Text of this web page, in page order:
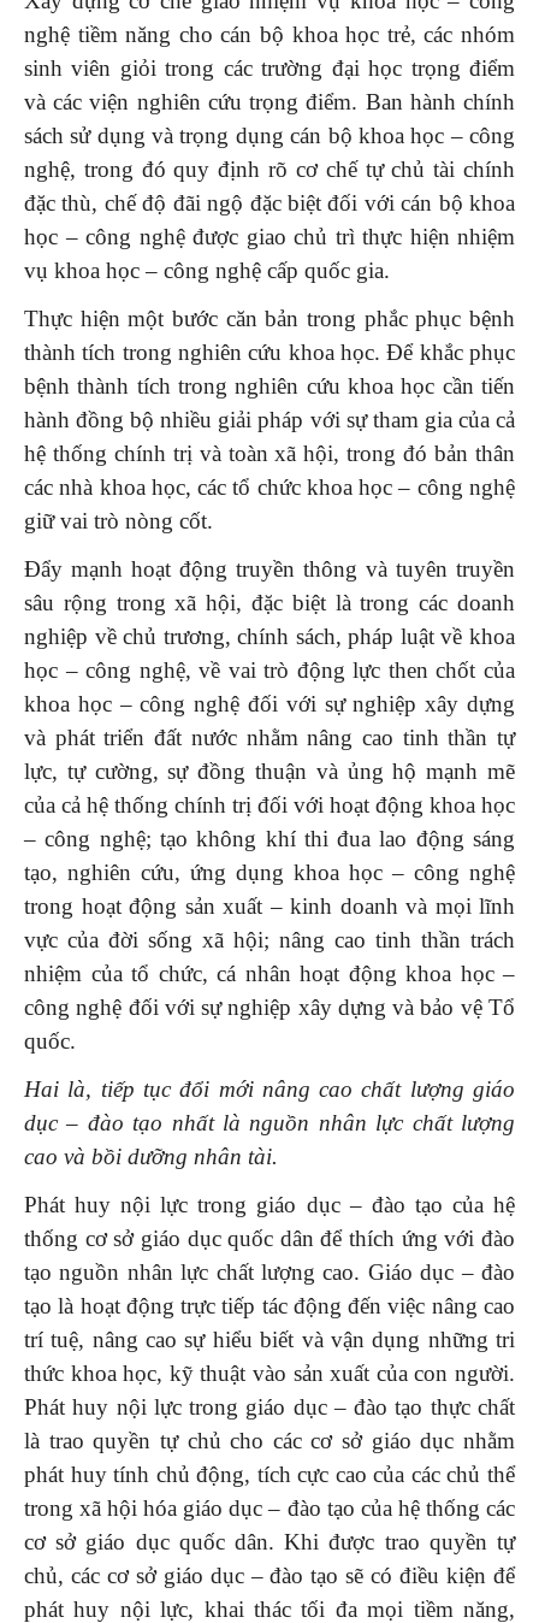
nghệ tiềm năng cho cán bộ khoa học trẻ, các nhóm
sinh viên giỏi trong các trường đại học trọng điểm
và các viện nghiên cứu trọng điểm. Ban hành chính
sách sử dụng và trọng dụng cán bộ khoa học – công
nghệ, trong đó quy định rõ cơ chế tự chủ tài chính
đặc thù, chế độ đãi ngộ đặc biệt đối với cán bộ khoa
học – công nghệ được giao chủ trì thực hiện nhiệm
vụ khoa học – công nghệ cấp quốc gia.
Thực hiện một bước căn bản trong phắc phục bệnh
thành tích trong nghiên cứu khoa học. Để khắc phục
bệnh thành tích trong nghiên cứu khoa học cần tiến
hành đồng bộ nhiều giải pháp với sự tham gia của cả
hệ thống chính trị và toàn xã hội, trong đó bản thân
các nhà khoa học, các tổ chức khoa học – công nghệ
giữ vai trò nòng cốt.
Đẩy mạnh hoạt động truyền thông và tuyên truyền
sâu rộng trong xã hội, đặc biệt là trong các doanh
nghiệp về chủ trương, chính sách, pháp luật về khoa
học – công nghệ, về vai trò động lực then chốt của
khoa học – công nghệ đối với sự nghiệp xây dựng
và phát triển đất nước nhằm nâng cao tinh thần tự
lực, tự cường, sự đồng thuận và ủng hộ mạnh mẽ
của cả hệ thống chính trị đối với hoạt động khoa học
– công nghệ; tạo không khí thi đua lao động sáng
tạo, nghiên cứu, ứng dụng khoa học – công nghệ
trong hoạt động sản xuất – kinh doanh và mọi lĩnh
vực của đời sống xã hội; nâng cao tinh thần trách
nhiệm của tổ chức, cá nhân hoạt động khoa học –
công nghệ đối với sự nghiệp xây dựng và bảo vệ Tổ
quốc.
Hai là, tiếp tục đổi mới nâng caochất lượng giáo
dục – đào tạo nhất là nguồn nhân lực chất lượng
cao và bồi dưỡng nhân tài.
Phát huy nội lực trong giáo dục – đào tạo của hệ
thống cơ sở giáo dục quốc dân để thích ứng với đào
tạo nguồn nhân lực chất lượng cao. Giáo dục – đào
tạo là hoạt động trực tiếp tác động đến việc nâng cao
trí tuệ, nâng cao sự hiểu biết và vận dụng những tri
thức khoa học, kỹ thuật vào sản xuất của con người.
Phát huy nội lực trong giáo dục – đào tạo thực chất
là trao quyền tự chủ cho các cơ sở giáo dục nhằm
phát huy tính chủ động, tích cực cao của các chủ thể
trong xã hội hóa giáo dục – đào tạo của hệ thống các
cơ sở giáo dục quốc dân. Khi được trao quyền tự
chủ, các cơ sở giáo dục – đào tạo sẽ có điều kiện để
phát huy nội lực, khai thác tối đa mọi tiềm năng,